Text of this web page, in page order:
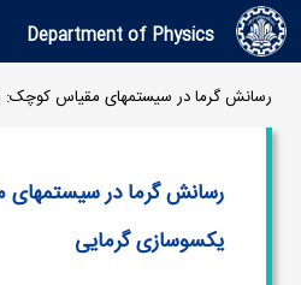
Department of Physics
رسانش گرما در سیستمهای مقیاس کوچک:
رسانش گرما در
یکسوسازی گرمایی